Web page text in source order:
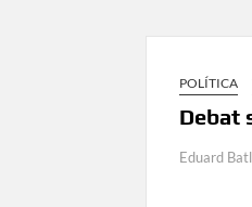
POLÍTICA
Debat
Eduard